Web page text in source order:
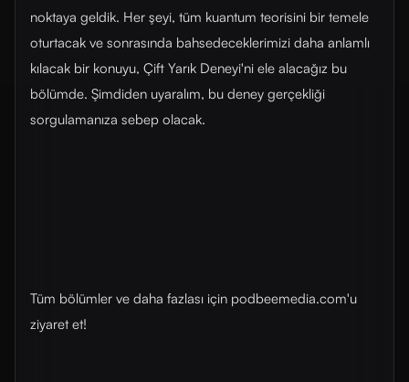
noktaya geldik. Her şeyi, tüm kuantum teorisini bir temele
oturtacak ve sonrasında bahsedeceklerimizi daha anlamlı
kılacak bir konuyu, Çift Yarık Deneyi'ni ele alacağız bu
bölümde. Şimdiden uyaralım, bu deney gerçekliği
sorgulamanıza sebep olacak.
Tüm bölümler ve daha fazlası için ⁠⁠podbeemedia.com⁠⁠'u
ziyaret et!